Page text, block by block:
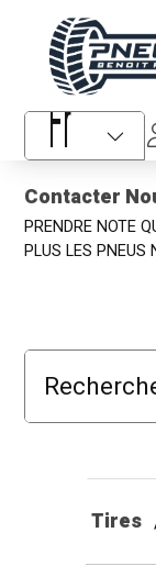
Pneus Benoit
Sélecteur de
Contacter
PRENDRE NOTE
PLUS LES PNEUS
Tires